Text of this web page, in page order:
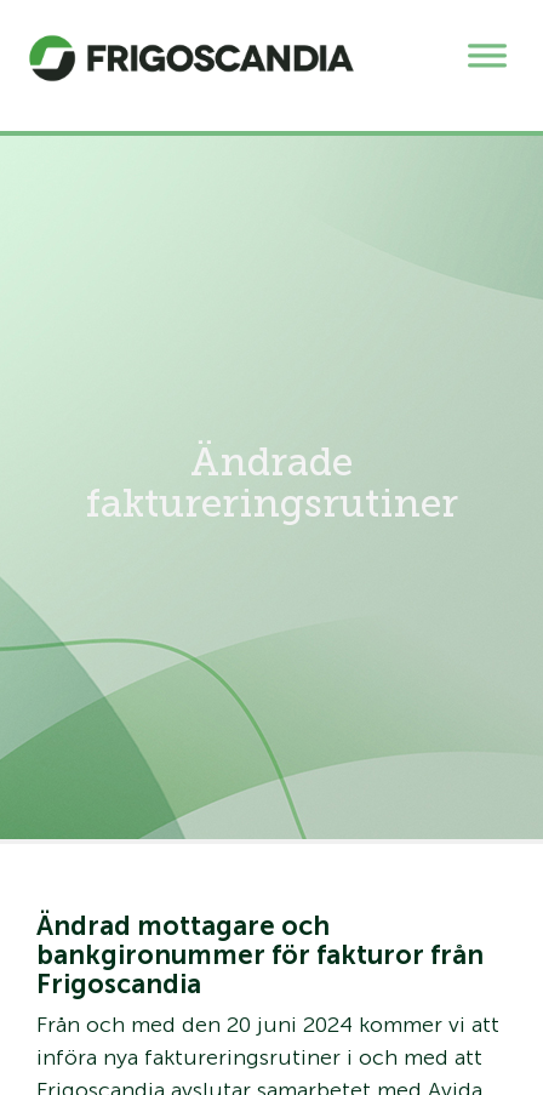
Ändrade
faktureringsrutiner
Ändrad mottagare och
bankgironummer för fakturor från
Frigoscandia
Från och med den 20 juni 2024 kommer vi att
införa nya faktureringsrutiner i och med att